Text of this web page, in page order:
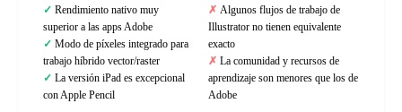
Rendimiento nativo muy
superior a las apps Adobe
Modo de píxeles integrado para
trabajo híbrido vector/raster
La versión iPad es excepcional
con Apple Pencil
Algunos flujos de trabajo de
Illustrator no tienen equivalente
exacto
La comunidad y recursos de
aprendizaje son menores que los de
Adobe